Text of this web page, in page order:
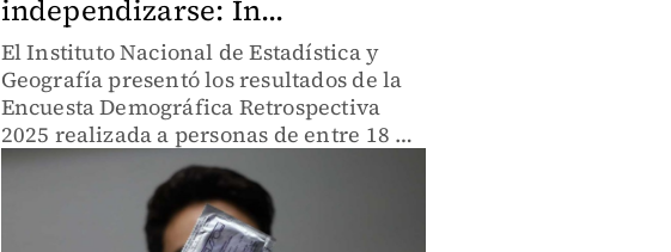
independizarse: In...
El Instituto Nacional de Estadística y
Geografía presentó los resultados de la
Encuesta Demográfica Retrospectiva
2025 realizada a personas de entre 18 y
64 años de edad.